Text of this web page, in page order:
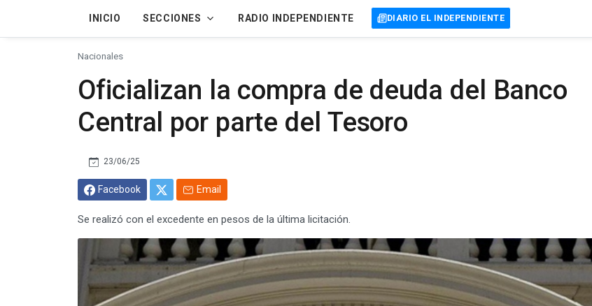
INICIO SECCIONES RADIO INDEPENDIENTE DIARIO EL INDEPENDIENTE
Nacionales
Oficializan la compra de deuda del Banco
Central por parte del Tesoro
23/06/25
Facebook Email
Se realizó con el excedente en pesos de la última licitación.